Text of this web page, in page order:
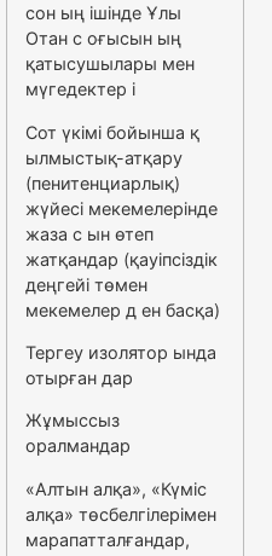
сон ың ішінде Ұлы
Отан с оғысын ың
қатысушылары мен
мүгедектер і
Сот үкімі бойынша қ
ылмыстық-атқару
(пенитенциарлық)
жүйесі мекемелерінде
жаза с ын өтеп
жатқандар (қауіпсіздік
деңгейі төмен
мекемелер д ен басқа)
Тергеу изолятор ында
отырған дар
Жұмыссыз
оралмандар
«Алтын алқа», «Күміс
алқа» төсбелгілерімен
марапатталғандар,